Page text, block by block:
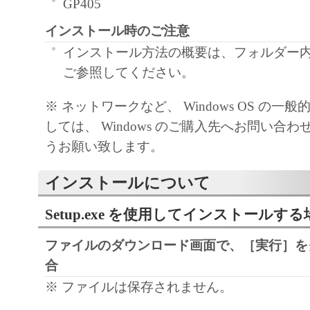
regulations of the country involved, and not to
export, directly or indirectly, the SOFTWARE
such laws, restrictions and regulations, or
approvals.
NEITHER CANON, CANON'S
AFFILIATES, THEIR DISTRIBUTORS, OR
CANON'S LICENSORS ARE
MAINTAINING OR HELPING YOU TO
SOFTWARE, OR PROVIDING YOU WITH
FIXES OR SUPPORT FOR THE
7. DISCLAIMER OF WARRANTIES AND
[NO WARRANTY] THE SOFTWARE IS
WITHOUT WARRANTY OF ANY KIND,
EXPRESSED OR IMPLIED, INCLUDING,
GP405
インストール時のご注意
インストール方法の概要は、フォルダー
ご参照してください。
※ ネットワークなど、 Windows OS の一般
しては、 Windows のご購入先へお問い合わ
うお願い致します。
インストールについて
Setup.exe を使用してインストールする
ファイルのダウンロード画面で、［実行］
合
※ ファイルは保存されません。